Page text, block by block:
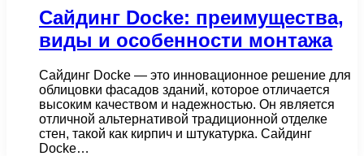
Сайдинг Docke: преимущества,
виды и особенности монтажа
Сайдинг Docke — это инновационное решение для
облицовки фасадов зданий, которое отличается
высоким качеством и надежностью. Он является
отличной альтернативой традиционной отделке
стен, такой как кирпич и штукатурка. Сайдинг
Docke…